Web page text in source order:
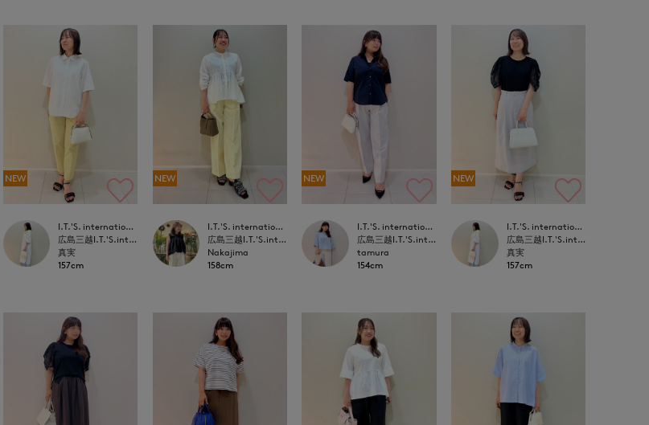
NEW
I.T.'S. international
広島三越I.T.'S.international
真実
157cm
NEW
I.T.'S. international
広島三越I.T.'S.international
Nakajima
158cm
NEW
I.T.'S. international
広島三越I.T.'S.international
tamura
154cm
NEW
I.T.'S. international
広島三越I.T.'S.international
真実
157cm